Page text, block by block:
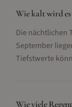
Wie kalt wird
Die nächtlichen
September
Tiefstwerte
Wie viele